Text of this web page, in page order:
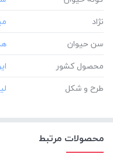
نژاد
سن حیوان
محصول کشور
طرح و شکل
محصولات مرتبط